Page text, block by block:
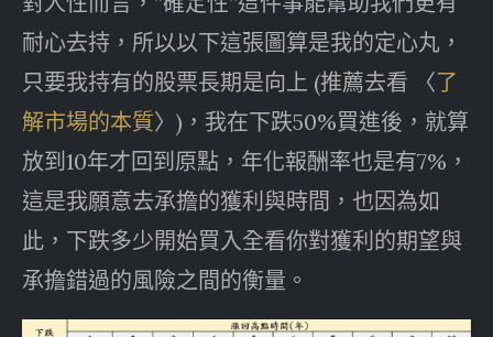
耐心去持，所以以下這張圖算是我的定心丸，
只要我持有的股票長期是向上 (推薦去看 〈了
解市場的本質〉)，我在下跌50%買進後，就算
放到10年才回到原點，年化報酬率也是有7%，
這是我願意去承擔的獲利與時間，也因為如
此，下跌多少開始買入全看你對獲利的期望與
承擔錯過的風險之間的衡量。